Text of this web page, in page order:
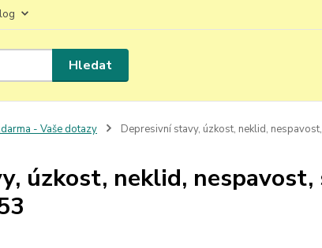
Hledat
- Vaše dotazy Depresivní stavy, úzkost, neklid,
úzkost, neklid, nespavost,